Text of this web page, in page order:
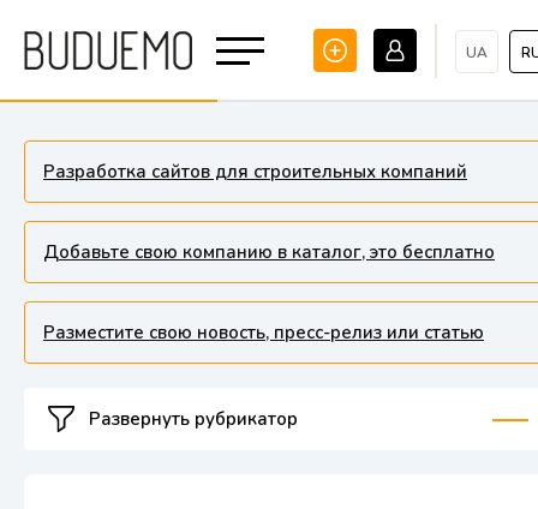
UA
Разработка сайтов для строительных компаний
Добавьте свою компанию в каталог, это бесплатно
Разместите свою новость, пресс-релиз или статью
Развернуть рубрикатор